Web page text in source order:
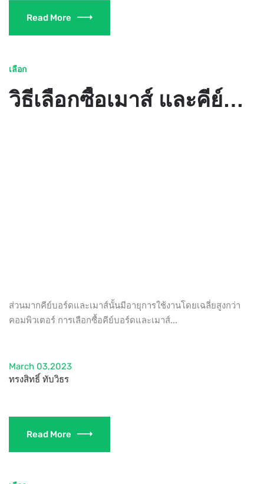
Read More
เลือก
วิธีเลือกซื้อเมาส์ และคีย์บอร์ด - คอมพิวเตอร์เบื้องต้น INTRODUCTION TO COMPUTER
ส่วนมากคีย์บอร์ดและเมาส์นั้นมีอายุการใช้งานโดยเฉลี่ยสูงกว่า
คอมพิวเตอร์ การเลือกซื้อคีย์บอร์ดและเมาส์...
March 03,2023
ทรงสิทธิ์ ทับวิธร
Read More